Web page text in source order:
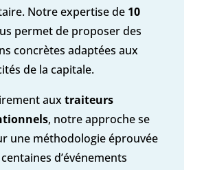
Notre expertise de 10
permet de proposer des
concrètes adaptées aux
de la capitale.
aux traiteurs
, notre approche se
une méthodologie éprouvée
d’événements